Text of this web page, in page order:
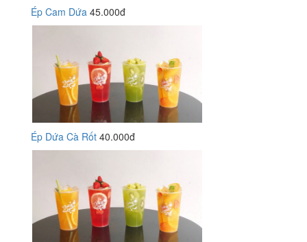
Ép Cam Dứa 45.000đ
Ép Dứa Cà Rốt 40.000đ